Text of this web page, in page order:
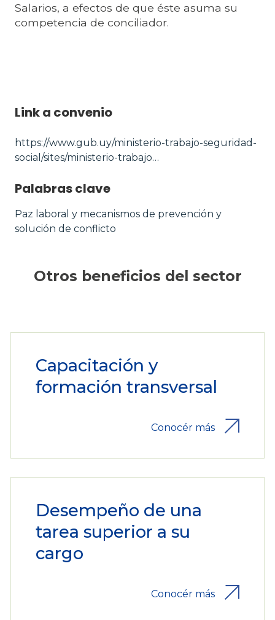
Salarios, a efectos de que éste asuma su
competencia de conciliador.
Link a convenio
https://www.gub.uy/ministerio-trabajo-seguridad-
social/sites/ministerio-trabajo…
Palabras clave
Paz laboral y mecanismos de prevención y
solución de conflicto
Otros beneficios del sector
Capacitación y
formación transversal
Conocér más
Desempeño de una
tarea superior a su
cargo
Conocér más